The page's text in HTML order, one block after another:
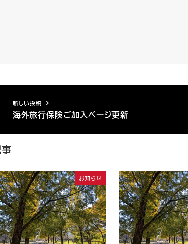
新しい投稿
海外旅行保険ご加入ページ更新
お知らせ